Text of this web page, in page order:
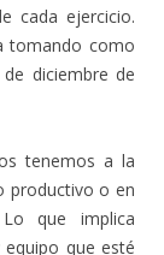
cada ejercicio.
tomando como
diciembre de
tenemos a la
productivo o en
que implica
que esté